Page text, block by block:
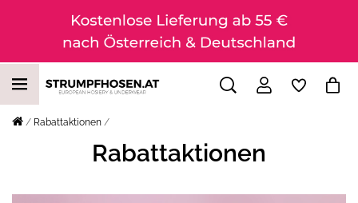
Rabattaktionen
Rabattaktionen